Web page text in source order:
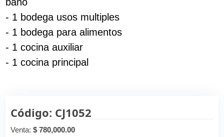
- 1 bodega usos multiples
- 1 bodega para alimentos
- 1 cocina auxiliar
- 1 cocina principal
Código: CJ1052
Venta:$ 780,000.00